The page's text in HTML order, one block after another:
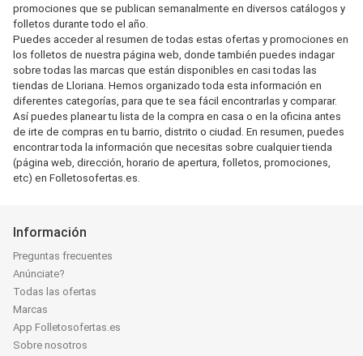
promociones que se publican semanalmente en diversos catálogos y
folletos durante todo el año.
Puedes acceder al resumen de todas estas ofertas y promociones en
los folletos de nuestra página web, donde también puedes indagar
sobre todas las marcas que están disponibles en casi todas las
tiendas de Lloriana. Hemos organizado toda esta información en
diferentes categorías, para que te sea fácil encontrarlas y comparar.
Así puedes planear tu lista de la compra en casa o en la oficina antes
de irte de compras en tu barrio, distrito o ciudad. En resumen, puedes
encontrar toda la información que necesitas sobre cualquier tienda
(página web, dirección, horario de apertura, folletos, promociones,
etc) en Folletosofertas.es.
Información
Preguntas frecuentes
Anúnciate?
Todas las ofertas
Marcas
App Folletosofertas.es
Sobre nosotros